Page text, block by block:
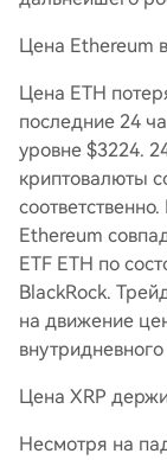
Цена Ethereum
Цена ETH
последние 24
уровне $3224.
криптовалюты
Ethereum
ETF ETH по
BlackRock.
на движение
Цена XRP
Несмотря на